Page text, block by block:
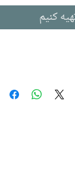
کنیم